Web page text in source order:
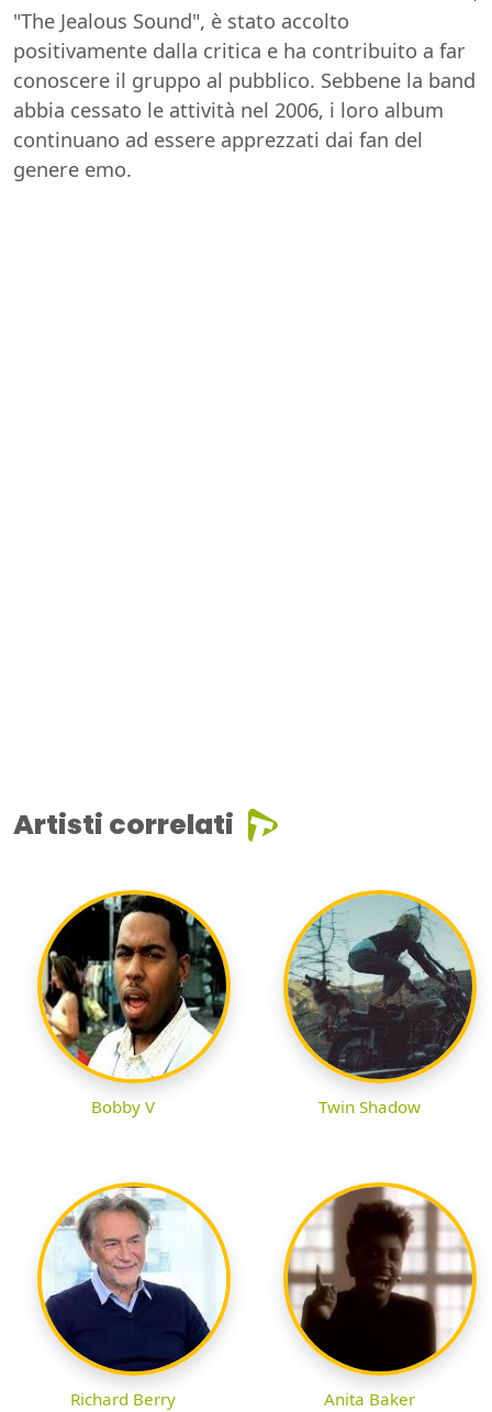
"The Jealous Sound", è stato accolto
positivamente dalla critica e ha contribuito a far
conoscere il gruppo al pubblico. Sebbene la band
abbia cessato le attività nel 2006, i loro album
continuano ad essere apprezzati dai fan del
genere emo.
Artisti correlati
Bobby V Twin Shadow
Richard Berry Anita Baker